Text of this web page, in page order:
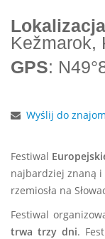
Lokalizacja
Kežmarok,
GPS:
Wyślij do
Festiwal
najbardziej znaną
rzemiosła na
Festiwal
trwa trzy dni.